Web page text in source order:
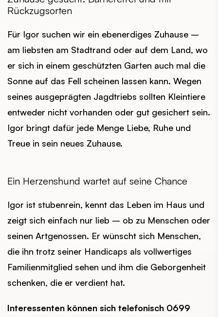
Rückzugsorten
Für Igor suchen wir ein ebenerdiges Zuhause –
am liebsten am Stadtrand oder auf dem Land, wo
er sich in einem geschützten Garten auch mal die
Sonne auf das Fell scheinen lassen kann. Wegen
seines ausgeprägten Jagdtriebs sollten Kleintiere
entweder nicht vorhanden oder gut gesichert sein.
Igor bringt dafür jede Menge Liebe, Ruhe und
Treue in sein neues Zuhause.
Ein Herzenshund wartet auf seine Chance
Igor ist stubenrein, kennt das Leben im Haus und
zeigt sich einfach nur lieb – ob zu Menschen oder
seinen Artgenossen. Er wünscht sich Menschen,
die ihn trotz seiner Handicaps als vollwertiges
Familienmitglied sehen und ihm die Geborgenheit
schenken, die er verdient hat.
Interessenten können sich telefonisch 0699